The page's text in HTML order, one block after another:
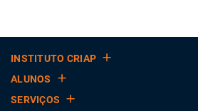
INSTITUTO CRIAP
ALUNOS
SERVIÇOS